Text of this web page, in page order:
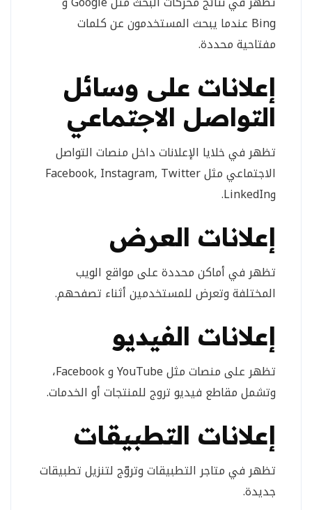
Bing عندما يبحث المستخدمون عن كلمات
مفتاحية محددة.
إعلانات على وسائل
التواصل الاجتماعي
تظهر في خلايا الإعلانات داخل منصات التواصل
الاجتماعي مثل Facebook, Instagram, Twitter
وLinkedIn.
إعلانات العرض
تظهر في أماكن محددة على مواقع الويب
المختلفة وتعرض للمستخدمين أثناء تصفحهم.
إعلانات الفيديو
تظهر على منصات مثل YouTube و Facebook،
وتشمل مقاطع فيديو تروج للمنتجات أو الخدمات.
إعلانات التطبيقات
تظهر في متاجر التطبيقات وتروّج لتنزيل تطبيقات
جديدة.